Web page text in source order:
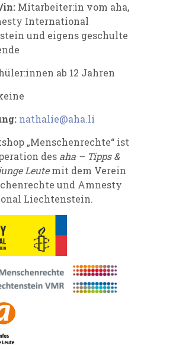
in: Mitarbeiter:in vom aha,
International
und eigens geschulte
ab 12 Jahren
nathalie@aha.li
„Menschenrechte“ ist
des aha – Tipps &
Leutemit dem Verein
und Amnesty
Liechtenstein.